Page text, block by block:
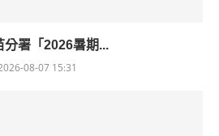
分署「2026暑期...
08-07 15:31